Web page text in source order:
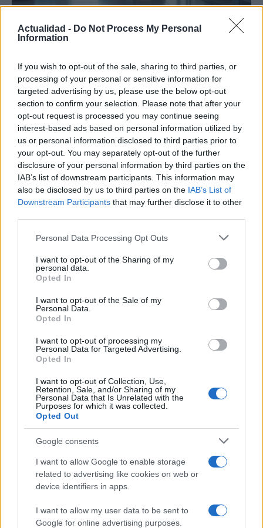
Actualidad - Do Not Process My Personal
Information
If you wish to opt-out of the sale, sharing to third parties, or
processing of your personal or sensitive information for
targeted advertising by us, please use the below opt-out
section to confirm your selection. Please note that after your
opt-out request is processed you may continue seeing
interest-based ads based on personal information utilized by
us or personal information disclosed to third parties prior to
your opt-out. You may separately opt-out of the further
disclosure of your personal information by third parties on the
IAB’s list of downstream participants. This information may
also be disclosed by us to third parties on the IAB’s List of
Downstream Participants that may further disclose it to other
Please note that this website/app uses one or more Google
not limited to your visit or usage behaviour. You may click to
grant or deny consent to Google and its third-party tags to
use your data for below specified purposes in below Google
consent section.
Personal Data Processing Opt Outs
I want to opt-out of the Sharing of my
personal data.
Opted In
I want to opt-out of the Sale of my
Personal Data.
Opted In
I want to opt-out of processing my
Personal Data for Targeted Advertising.
Opted In
I want to opt-out of Collection, Use,
Retention, Sale, and/or Sharing of my
Personal Data that Is Unrelated with the
Purposes for which it was collected.
Opted Out
Google consents
I want to allow Google to enable storage
related to advertising like cookies on web or
device identifiers in apps.
I want to allow my user data to be sent to
Google for online advertising purposes.
transformando el mercado automovilístico
en España
Los coches chinos están dominando el mercado español…
Compra tu coche de segunda mano en
Heycar
¿Estás pensando en renovar tu coche? Apostar por…
AUTOMOVIL
Los coches más buscados
Con el objetivo de determinar cuáles son…